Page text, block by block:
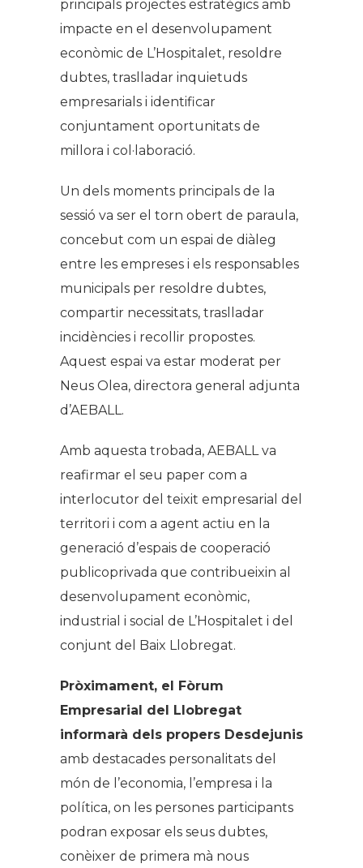
principals projectes estratègics amb
impacte en el desenvolupament
econòmic de L’Hospitalet, resoldre
dubtes, traslladar inquietuds
empresarials i identificar
conjuntament oportunitats de
millora i col·laboració.
Un dels moments principals de la
sessió va ser el torn obert de paraula,
concebut com un espai de diàleg
entre les empreses i els responsables
municipals per resoldre dubtes,
compartir necessitats, traslladar
incidències i recollir propostes.
Aquest espai va estar moderat per
Neus Olea, directora general adjunta
d’AEBALL.
Amb aquesta trobada, AEBALL va
reafirmar el seu paper com a
interlocutor del teixit empresarial del
territori i com a agent actiu en la
generació d’espais de cooperació
publicoprivada que contribueixin al
desenvolupament econòmic,
industrial i social de L’Hospitalet i del
conjunt del Baix Llobregat.
Pròximament, el Fòrum
Empresarial del Llobregat
informarà dels propers Desdejunis
amb destacades personalitats del
món de l’economia, l’empresa i la
política, on les persones participants
podran exposar els seus dubtes,
conèixer de primera mà nous